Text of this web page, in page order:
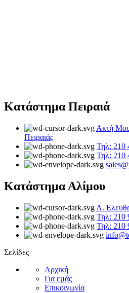
Κατάστημα Πειραιά
Ακτή
Πειραιάς
Τηλ: 210
Τηλ: 210
Κατάστημα Αλίμου
Λ.
Τηλ: 210
Τηλ: 210
Σελίδες
Αρχική
Για εμάς
Επικοινωνία